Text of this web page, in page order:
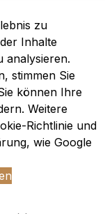
zu
Inhalte
analysieren.
stimmen Sie
können Ihre
Weitere
Richtlinie und
wie Google